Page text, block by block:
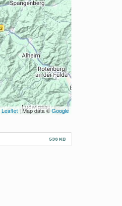
Leaflet | Map data ©Google
536 KB